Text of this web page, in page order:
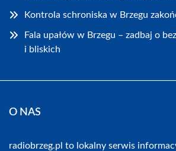
Kontrola schroniska w Brzegu
Fala upałów w Brzegu – zadbaj o
i bliskich
O NAS
radiobrzeg.pl to lokalny serwis